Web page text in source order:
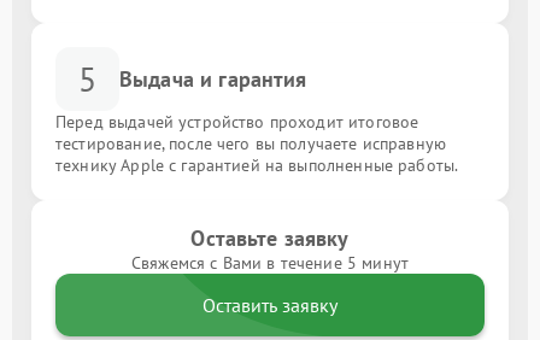
5 Выдача и гарантия
Перед выдачей устройство проходит итоговое
тестирование, после чего вы получаете исправную
технику Apple с гарантией на выполненные работы.
Оставьте заявку
Свяжемся с Вами в течение 5 минут
Оставить заявку